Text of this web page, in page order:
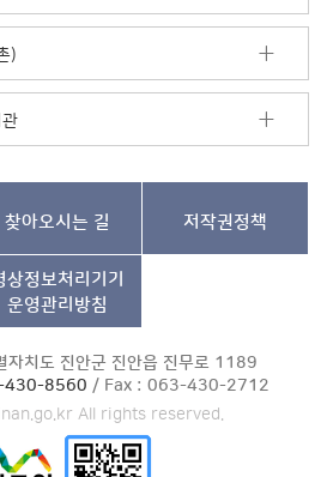
기
)
찾아오시는 길 저작권정책
상정보처리기기
운영관리방침
치도 진안군 진안읍 진무로 1189
430-8560 / Fax : 063-430-2712
All rights reserved.